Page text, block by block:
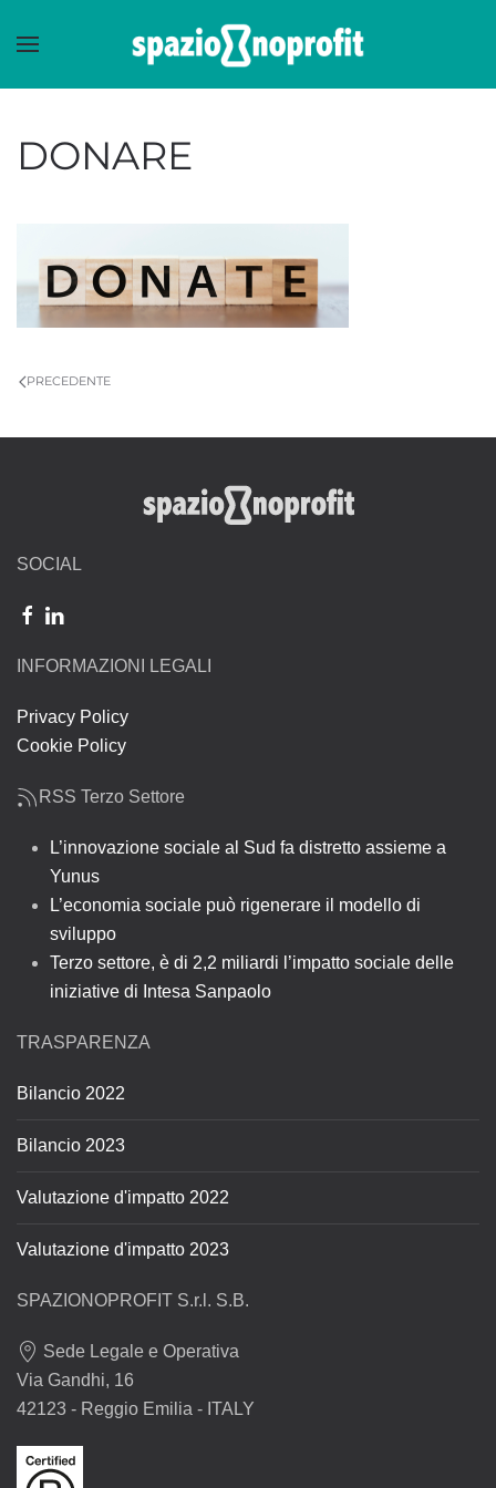
Skip to main content
DONARE
PRECEDENTE
SOCIAL
INFORMAZIONI LEGALI
Privacy Policy
Cookie Policy
RSS Terzo Settore
L’innovazione sociale al Sud fa distretto assieme a
Yunus
L’economia sociale può rigenerare il modello di
sviluppo
Terzo settore, è di 2,2 miliardi l’impatto sociale delle
iniziative di Intesa Sanpaolo
TRASPARENZA
Bilancio 2022
Bilancio 2023
Valutazione d'impatto 2022
Valutazione d'impatto 2023
SPAZIONOPROFIT S.r.l. S.B.
Sede Legale e Operativa
Via Gandhi, 16
42123 - Reggio Emilia - ITALY